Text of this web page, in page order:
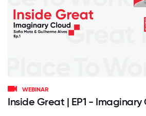
WEBINAR
Inside Great | EP1 - Imaginary